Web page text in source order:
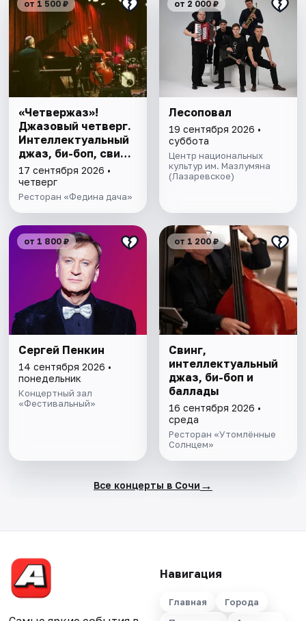
от 1 500 ₽
«Четвержаз»!
Джазовый четверг.
Интеллектуальный
джаз, би-боп, свинг,
романтические
баллады. Квартет
Юрия Бедрака
17 сентября 2026 •
четверг
Ресторан «Федина дача»
от 2 000 ₽
Лесоповал
19 сентября 2026 •
суббота
Центр национальных
культур им. Мазлумяна
(Лазаревское)
от 1 800 ₽
Сергей Пенкин
14 сентября 2026 •
понедельник
Концертный зал
«Фестивальный»
от 1 200 ₽
Свинг,
интеллектуальный
джаз, би-боп и
баллады
16 сентября 2026 •
среда
Ресторан «Утомлённые
Солнцем»
Все концерты в Сочи →
Навигация
Главная
Города